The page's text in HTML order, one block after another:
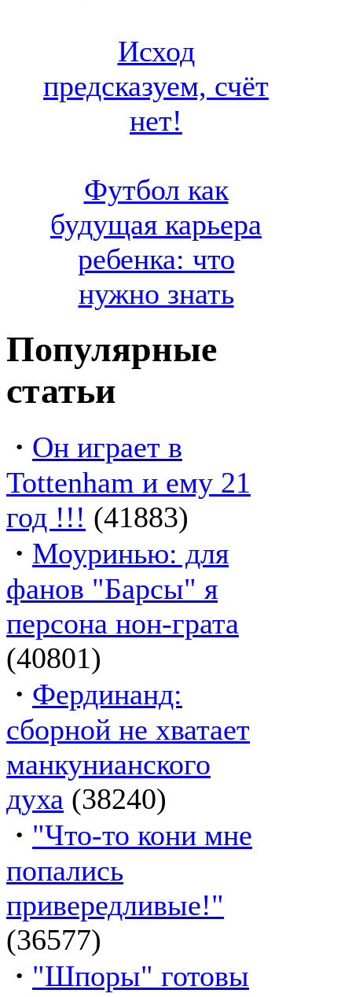
Исход
предсказуем, счёт
нет!
Футбол как
будущая карьера
ребенка: что
нужно знать
Популярные
статьи
· Он играет в
Tottenham и ему 21
год !!! (41883)
· Моуринью: для
фанов "Барсы" я
персона нон-грата
(40801)
· Фердинанд:
сборной не хватает
манкунианского
духа (38240)
· "Что-то кони мне
попались
привередливые!"
(36577)
· "Шпоры" готовы